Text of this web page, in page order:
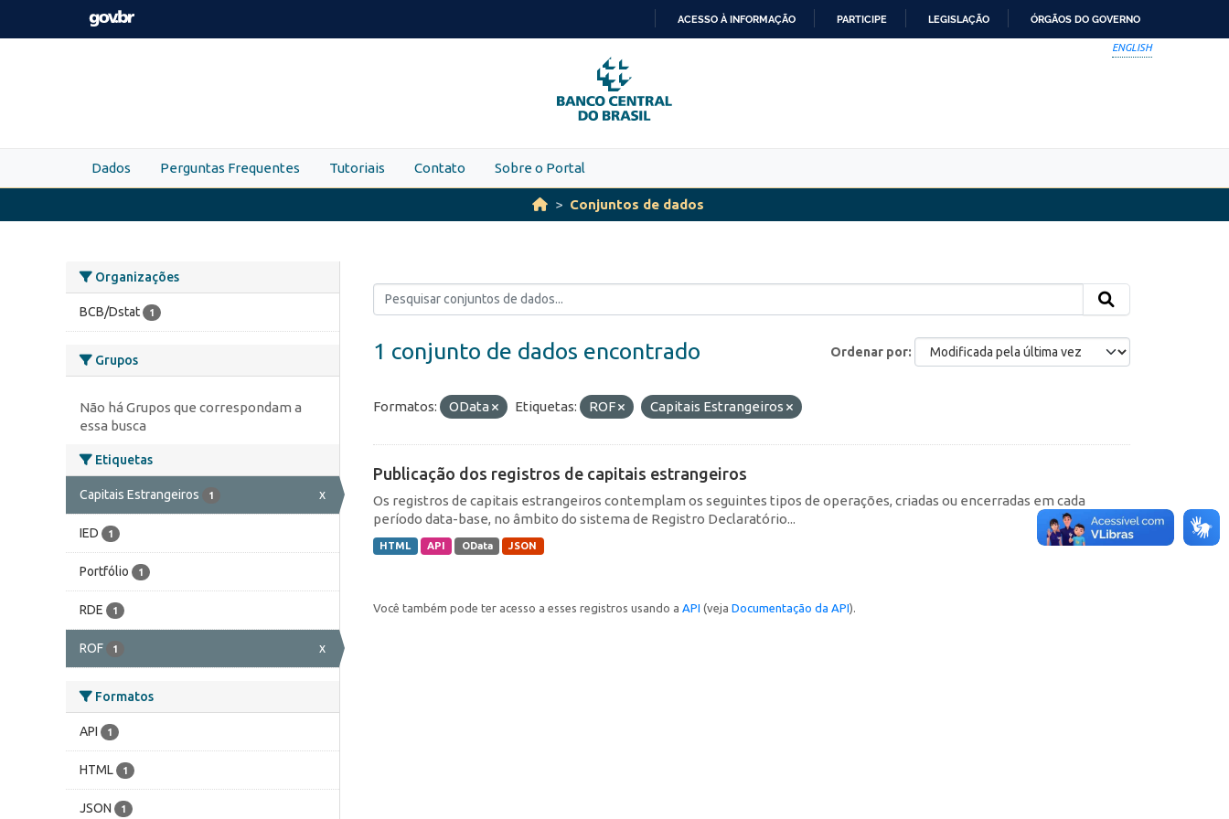
Skip to main content
PARA
O
CONTEÚDO
ACESSO À INFORMAÇÃO PARTICIPE LEGISLAÇÃO ÓRGÃOS DO GOVERNO
ENGLISH
Dados Perguntas Frequentes Tutoriais Contato Sobre o Portal
Conjuntos de dados
Organizações
BCB/Dstat 1
Grupos
Não há Grupos que correspondam a
essa busca
Etiquetas
Capitais Estrangeiros 1 x
IED 1
Portfólio 1
RDE 1
ROF 1 x
Formatos
API 1
HTML 1
JSON 1
Ordenar por
1 conjunto de dados encontrado
Formatos: OData Etiquetas: ROF Capitais Estrangeiros
Publicação dos registros de capitais estrangeiros
Os registros de capitais estrangeiros contemplam os seguintes tipos de operações, criadas ou encerradas em cada
período data-base, no âmbito do sistema de Registro Declaratório...
HTML API OData JSON
Você também pode ter acesso a esses registros usando a API (veja Documentação da API).